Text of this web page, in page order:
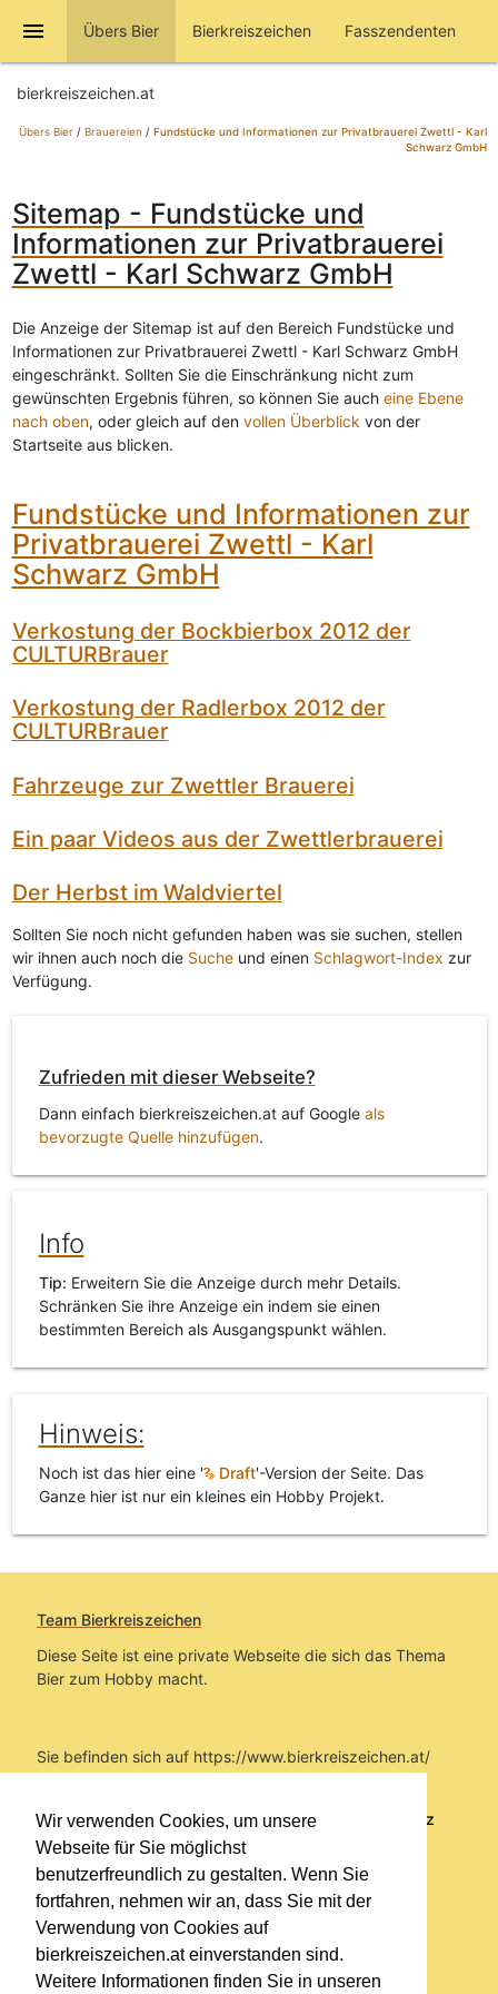
Wir verwenden Cookies, um unsere
Webseite für Sie möglichst
benutzerfreundlich zu gestalten. Wenn Sie
fortfahren, nehmen wir an, dass Sie mit der
Verwendung von Cookies auf
bierkreiszeichen.at einverstanden sind.
Weitere Informationen finden Sie in unseren
menu Übers Bier Bierkreiszeichen Fasszendenten
bierkreiszeichen.at
Übers Bier/ Brauereien / Fundstücke und Informationen zur Privatbrauerei Zwettl - Karl
Schwarz GmbH
Sitemap - Fundstücke und
Informationen zur Privatbrauerei
Zwettl - Karl Schwarz GmbH
Die Anzeige der Sitemap ist auf den Bereich Fundstücke und
Informationen zur Privatbrauerei Zwettl - Karl Schwarz GmbH
eingeschränkt. Sollten Sie die Einschränkung nicht zum
gewünschten Ergebnis führen, so können Sie auch eine Ebene
nach oben, oder gleich auf den vollen Überblick von der
Startseite aus blicken.
Fundstücke und Informationen zur
Privatbrauerei Zwettl - Karl
Schwarz GmbH
Verkostung der Bockbierbox 2012 der
CULTURBrauer
Verkostung der Radlerbox 2012 der
CULTURBrauer
Fahrzeuge zur Zwettler Brauerei
Ein paar Videos aus der Zwettlerbrauerei
Der Herbst im Waldviertel
Sollten Sie noch nicht gefunden haben was sie suchen, stellen
wir ihnen auch noch die Sucheund einen Schlagwort-Index zur
Verfügung.
Zufrieden mit dieser Webseite?
Dann einfach bierkreiszeichen.at auf Google als
bevorzugte Quelle hinzufügen.
Info
Tip: Erweitern Sie die Anzeige durch mehr Details.
Schränken Sie ihre Anzeige ein indem sie einen
bestimmten Bereich als Ausgangspunkt wählen.
Hinweis:
Noch ist das hier eine ' Draft'-Version der Seite. Das
Ganze hier ist nur ein kleines ein Hobby Projekt.
Team Bierkreiszeichen
Diese Seite ist eine private Webseite die sich das Thema
Bier zum Hobby macht.
Sie befinden sich auf https://www.bierkreiszeichen.at/
Informationen zur Privatbrauerei Zwettl - Karl Schwarz
GmbH
Erstellt: 2026-08-08
Links